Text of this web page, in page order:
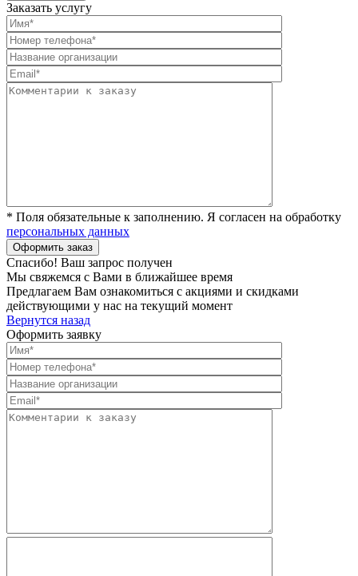
Заказать услугу
* Поля обязательные к заполнению. Я согласен на обработку
персональных данных
Спасибо! Ваш запрос получен
Мы свяжемся с Вами в ближайшее время
Предлагаем Вам ознакомиться с акциями и скидками
действующими у нас на текущий момент
Вернутся назад
Оформить заявку